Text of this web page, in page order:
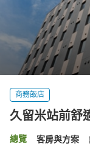
商務飯店
久留米站前舒
總覽 客房與方案